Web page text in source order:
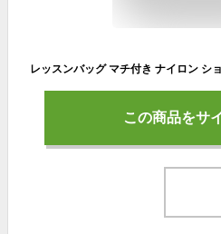
この商品をサ